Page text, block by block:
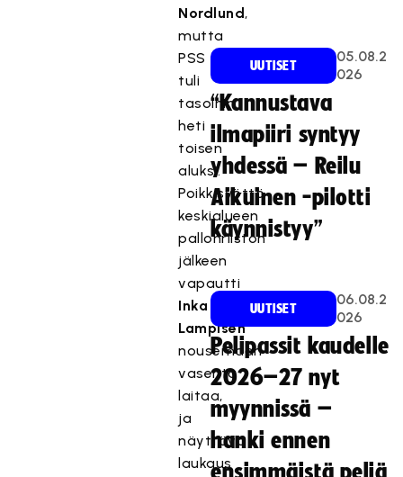
Nordlund,
mutta
PSS
tuli
tasoihin
heti
toisen
aluksi.
Poikkisyöttö
keskialueen
pallonriiston
jälkeen
vapautti
Inka
Lampisen
nousemaan
vasenta
laitaa,
ja
näyttävä
laukaus
UUTISET
05.08.2
026
“Kannustava
ilmapiiri syntyy
yhdessä – Reilu
Aikuinen -pilotti
käynnistyy”
UUTISET
06.08.2
026
Pelipassit kaudelle
2026–27 nyt
myynnissä –
hanki ennen